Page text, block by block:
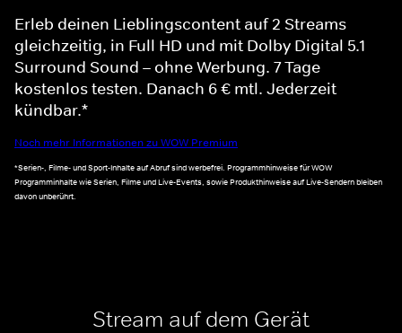
Erleb deinen Lieblingscontent auf 2 Streams
gleichzeitig, in Full HD und mit Dolby Digital 5.1
Surround Sound – ohne Werbung. 7 Tage
kostenlos testen. Danach 6 € mtl. Jederzeit
kündbar.*
Noch mehr Informationen zu WOW Premium
*Serien-, Filme- und Sport-Inhalte auf Abruf sind werbefrei. Programmhinweise für WOW
Programminhalte wie Serien, Filme und Live-Events, sowie Produkthinweise auf Live-Sendern bleiben
davon unberührt.
Stream auf dem Gerät